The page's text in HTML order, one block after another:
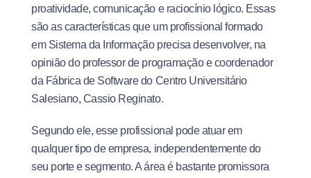
proatividade, comunicação e raciocínio lógico. Essas
são as características que um profissional formado
em Sistema da Informação precisa desenvolver, na
opinião do professor de programação e coordenador
da Fábrica de Software do Centro Universitário
Salesiano, Cassio Reginato.
Segundo ele, esse profissional pode atuar em
qualquer tipo de empresa, independentemente do
seu porte e segmento. A área é bastante promissora